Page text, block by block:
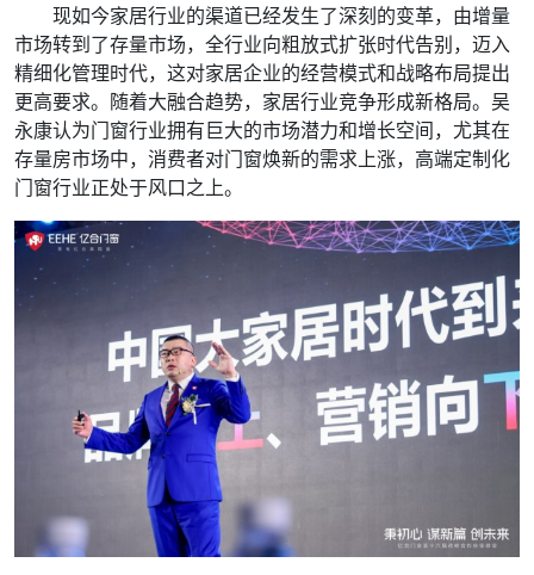
现如今家居行业的渠道已经发生了深刻的变革，由增量
市场转到了存量市场，全行业向粗放式扩张时代告别，迈入
精细化管理时代，这对家居企业的经营模式和战略布局提出
更高要求。随着大融合趋势，家居行业竞争形成新格局。吴
永康认为门窗行业拥有巨大的市场潜力和增长空间，尤其在
存量房市场中，消费者对门窗焕新的需求上涨，高端定制化
门窗行业正处于风口之上。